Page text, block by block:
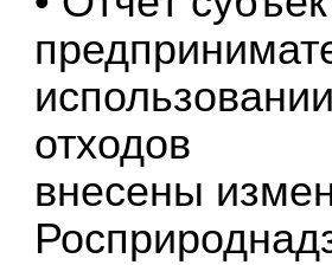
отходов
внесены